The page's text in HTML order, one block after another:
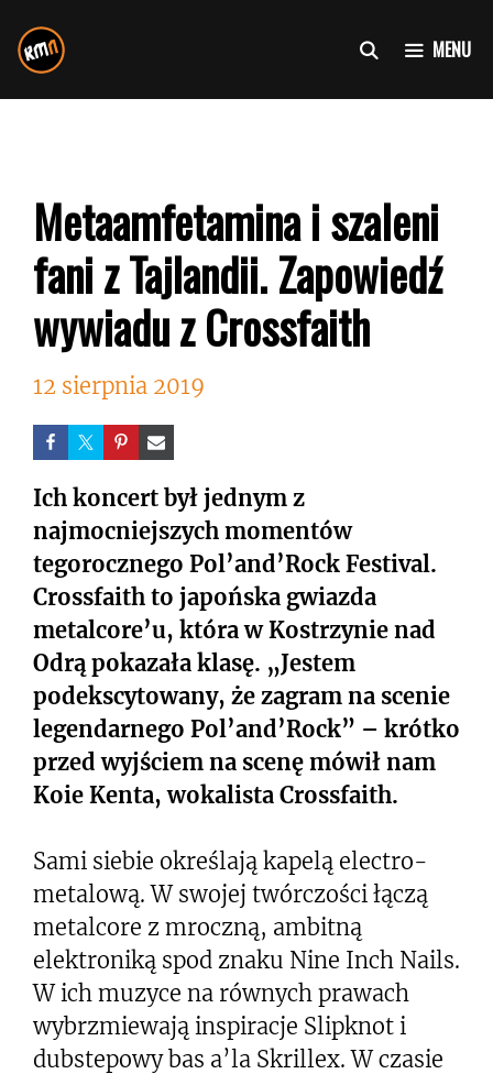
do
treści
MENU
Metaamfetamina i szaleni
fani z Tajlandii. Zapowiedź
wywiadu z Crossfaith
12 sierpnia 2019
Ich koncert był jednym z
najmocniejszych momentów
tegorocznego Pol’and’Rock Festival.
Crossfaith to japońska gwiazda
metalcore’u, która w Kostrzynie nad
Odrą pokazała klasę. „Jestem
podekscytowany, że zagram na scenie
legendarnego Pol’and’Rock” – krótko
przed wyjściem na scenę mówił nam
Koie Kenta, wokalista Crossfaith.
Sami siebie określają kapelą electro-
metalową. W swojej twórczości łączą
metalcore z mroczną, ambitną
elektroniką spod znaku Nine Inch Nails.
W ich muzyce na równych prawach
wybrzmiewają inspiracje Slipknot i
dubstepowy bas a’la Skrillex. W czasie